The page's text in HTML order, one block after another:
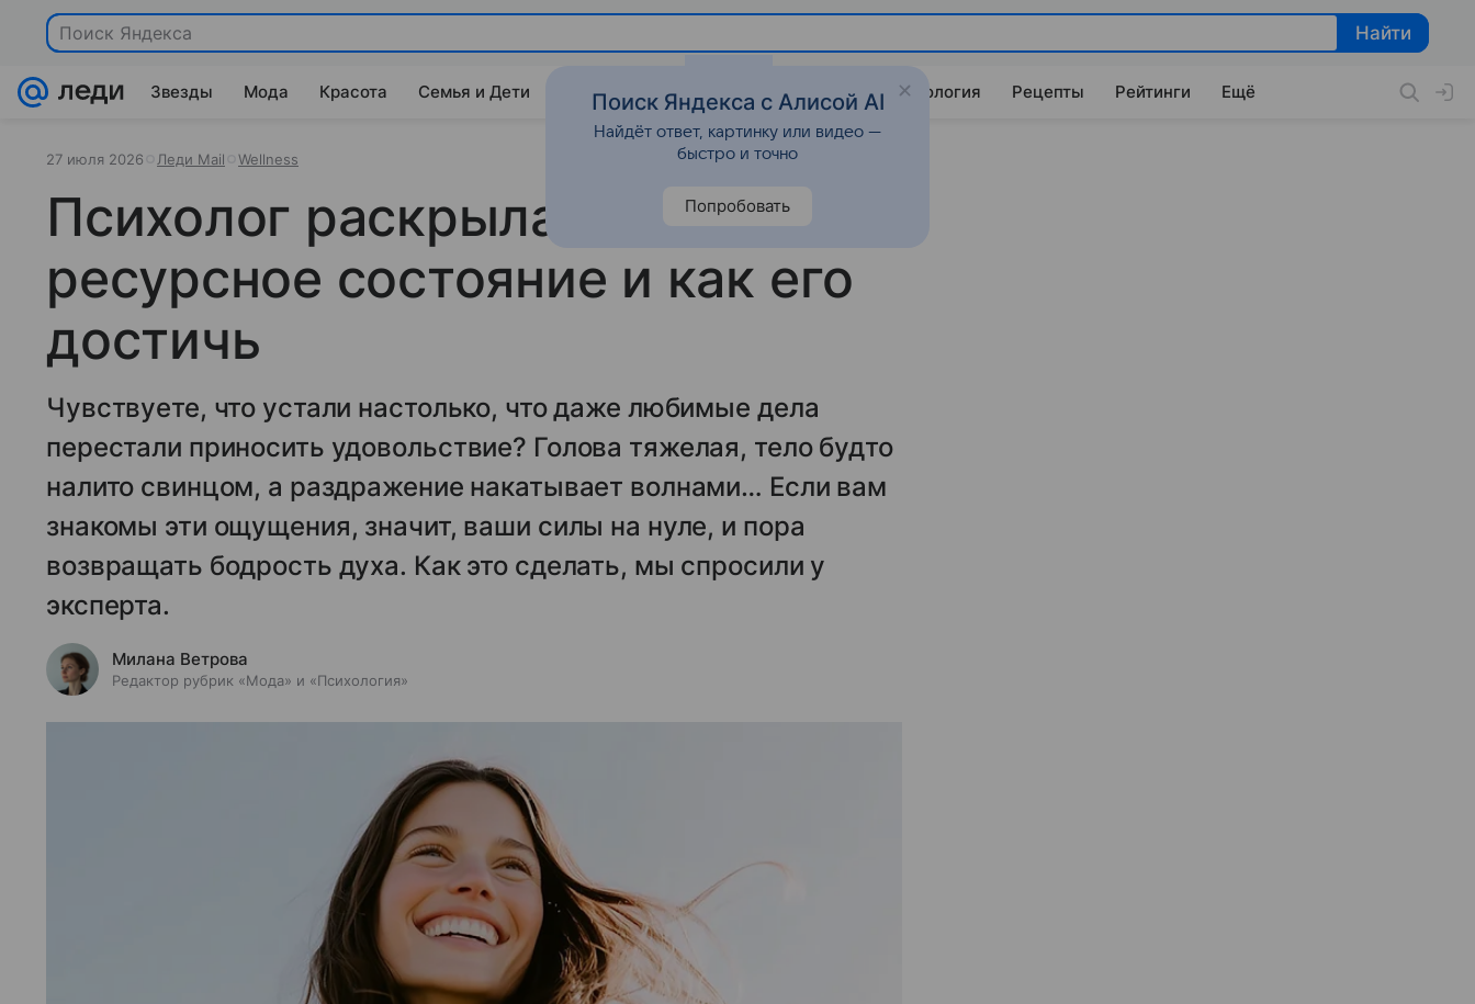
Найти
Найти
Звезды Мода Красота Семья и Дети Дом Гороскопы Стиль жизни Психология Рецепты Рейтинги Ещё
27 июля 2026 Леди Mail Wellness
Психолог раскрыла, что такое
ресурсное состояние и как его
достичь
Чувствуете, что устали настолько, что даже любимые дела
перестали приносить удовольствие? Голова тяжелая, тело будто
налито свинцом, а раздражение накатывает волнами… Если вам
знакомы эти ощущения, значит, ваши силы на нуле, и пора
возвращать бодрость духа. Как это сделать, мы спросили у
эксперта.
Милана Ветрова
Редактор рубрик «Мода» и «Психология»
Поиск Яндекса с Алисой AI
Найдёт ответ, картинку или видео —
быстро и точно
Попробовать